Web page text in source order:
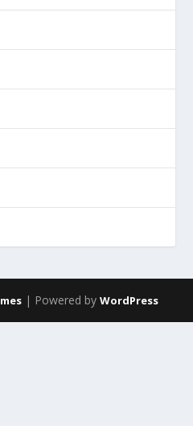
| Powered by WordPress